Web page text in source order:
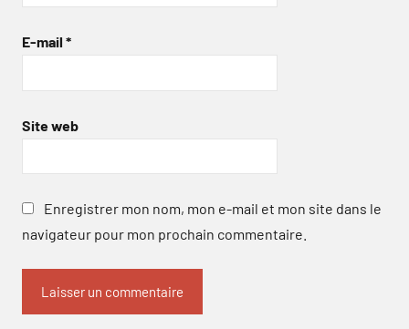
E-mail *
Site web
Enregistrer mon nom, mon e-mail et mon site dans le
navigateur pour mon prochain commentaire.